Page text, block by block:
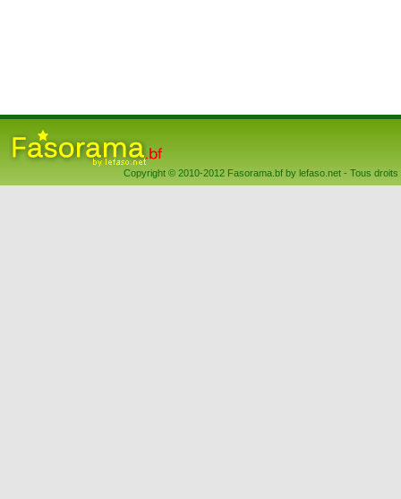
Copyright © 2010-2012 Fasorama.bf by lefaso.net - Tous